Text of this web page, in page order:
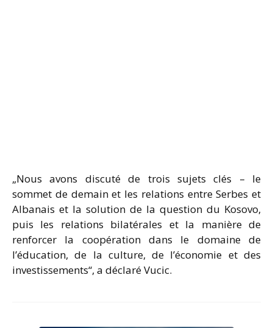
„Nous avons discuté de trois sujets clés – le
sommet de demain et les relations entre Serbes et
Albanais et la solution de la question du Kosovo,
puis les relations bilatérales et la manière de
renforcer la coopération dans le domaine de
l’éducation, de la culture, de l’économie et des
investissements“, a déclaré Vucic.